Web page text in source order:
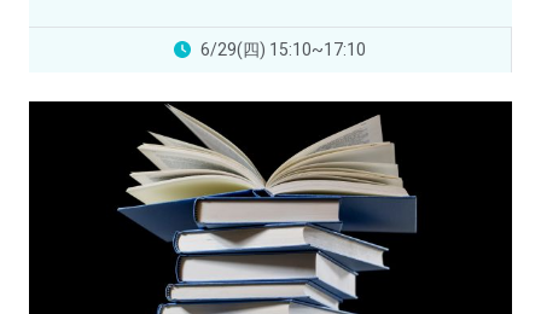
6/29(四) 15:10~17:10